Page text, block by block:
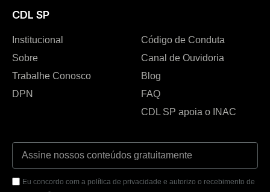
CDL SP
Institucional
Sobre
Trabalhe Conosco
DPN
Código de Conduta
Canal de Ouvidoria
Blog
FAQ
CDL SP apoia o INAC
Eu concordo com a política de privacidade e autorizo o recebimento de